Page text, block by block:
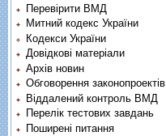
Перевірити ВМД
Митний кодекс України
Кодекси України
Довідкові матеріали
Архів новин
Обговорення законопроектів
Віддалений контроль ВМД
Перелік тестових завдань
Поширені питання